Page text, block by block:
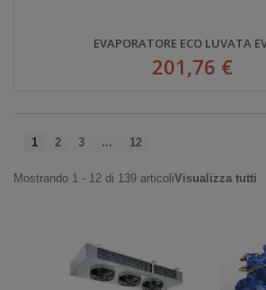
EVAPORATORE ECO LUVATA
201,76 €
1 2 3 ... 12
Mostrando 1 - 12 di 139 articoliVisualizza tutti